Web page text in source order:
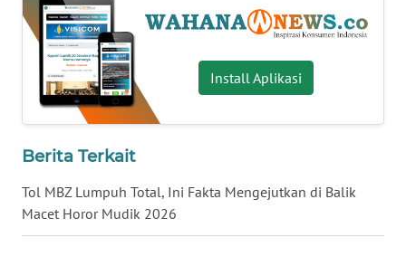
Install Aplikasi
Berita Terkait
Tol MBZ Lumpuh Total, Ini Fakta Mengejutkan di Balik
Macet Horor Mudik 2026
WN
SUMSEL
WN
BENGKULU
WN
LAMPUNG
WN